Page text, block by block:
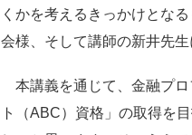
くかを考えるきっかけとな
会様、そして講師の新井先
本講義を通じて、金融プロ
ト（ABC）資格」の取得を